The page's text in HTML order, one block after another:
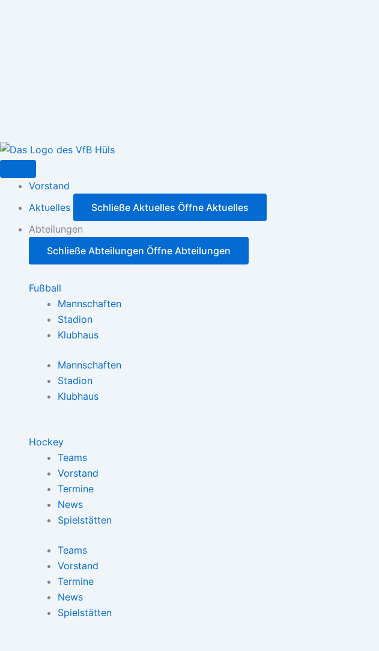
Vorstand
Aktuelles
Schließe Aktuelles Öffne Aktuelles
Abteilungen
Schließe Abteilungen Öffne Abteilungen
Fußball
Mannschaften
Stadion
Klubhaus
Mannschaften
Stadion
Klubhaus
Hockey
Teams
Vorstand
Termine
News
Spielstätten
Teams
Vorstand
Termine
News
Spielstätten